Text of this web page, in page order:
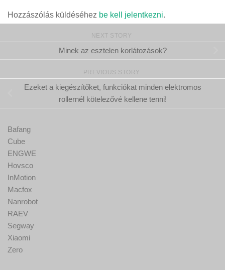
Hozzászólás küldéséhez be kell jelentkezni.
NEXT STORY
Minek az esztelen korlátozások?
PREVIOUS STORY
Ezeket a kiegészítőket, funkciókat minden elektromos
rollernél kötelezővé kellene tenni!
Bafang
Cube
ENGWE
Hovsco
InMotion
Macfox
Nanrobot
RAEV
Segway
Xiaomi
Zero